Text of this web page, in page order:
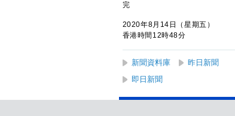
完
2020年8月14日（星期五）
香港時間12時48分
新聞資料庫 昨日新聞
即日新聞